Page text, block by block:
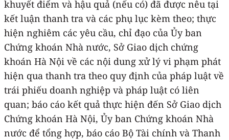
khuyết điểm và hậu quả (nếu có) đã được nêu tại
kết luận thanh tra và các phụ lục kèm theo; thực
hiện nghiêm các yêu cầu, chỉ đạo của Ủy ban
Chứng khoán Nhà nước, Sở Giao dịch chứng
khoán Hà Nội về các nội dung xử lý vi phạm phát
hiện qua thanh tra theo quy định của pháp luật về
trái phiếu doanh nghiệp và pháp luật có liên
quan; báo cáo kết quả thực hiện đến Sở Giao dịch
Chứng khoán Hà Nội, Ủy ban Chứng khoán Nhà
nước để tổng hợp, báo cáo Bộ Tài chính và Thanh